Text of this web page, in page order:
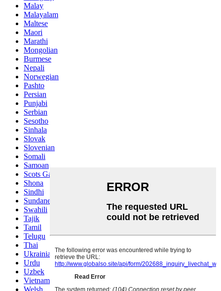
Malay
Malayalam
Maltese
Maori
Marathi
Mongolian
Burmese
Nepali
Norwegian
Pashto
Persian
Punjabi
Serbian
Sesotho
Sinhala
Slovak
Slovenian
Somali
Samoan
Scots Gaelic
Shona
Sindhi
Sundanese
Swahili
Tajik
Tamil
Telugu
Thai
Ukrainian
Urdu
Uzbek
Vietnamese
Welsh